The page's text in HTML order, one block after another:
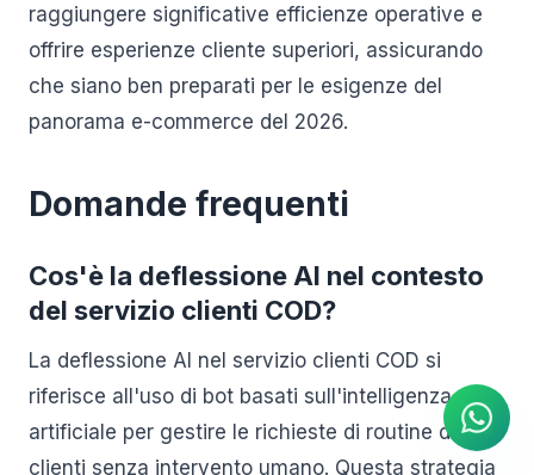
raggiungere significative efficienze operative e
offrire esperienze cliente superiori, assicurando
che siano ben preparati per le esigenze del
panorama e-commerce del 2026.
Domande frequenti
Cos'è la deflessione AI nel contesto
del servizio clienti COD?
La deflessione AI nel servizio clienti COD si
riferisce all'uso di bot basati sull'intelligenza
artificiale per gestire le richieste di routine dei
clienti senza intervento umano. Questa strategia
Agente IA
WhatsApp